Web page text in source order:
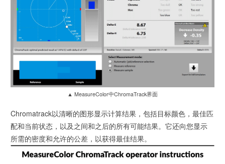
▲ MeasureColor中ChromaTrack界面
Chromatrack以清晰的图形显示计算结果，包括目标颜色，最佳匹
配和当前状态，以及之间和之后的所有可能结果。它还向您显示
所需的密度和允许的公差，以获得最佳结果。